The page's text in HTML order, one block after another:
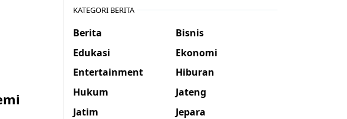
KATEGORI BERITA
Berita
Bisnis
Edukasi
Ekonomi
Entertainment
Hiburan
Hukum
Jateng
Jatim
Jepara